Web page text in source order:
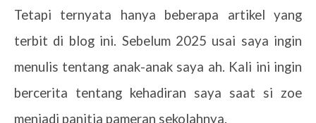
Tetapi ternyata hanya beberapa artikel yang
terbit di blog ini. Sebelum 2025 usai saya ingin
menulis tentang anak-anak saya ah. Kali ini ingin
bercerita tentang kehadiran saya saat si zoe
menjadi panitia pameran sekolahnya.